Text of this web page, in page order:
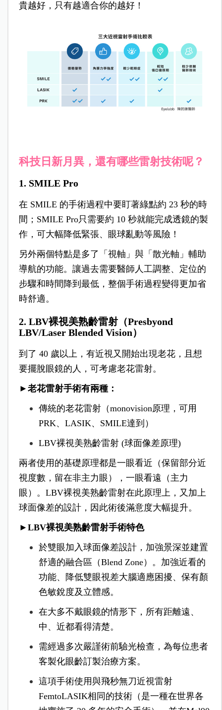
貴越好，只有越適合你的越好！
科技日新月異， 還有哪些雷射技術呢？
1. SMILE Pro
在 SMILE 的手術過程中要盯著綠點約 23 秒的時
間；SMILE Pro只需要約 10 秒就能完成透鏡的製
作，可大幅降低緊張、眼球亂動等風險！
另外兩個特點是多了「視軸」與「散光軸」輔助
導航的功能。讓過去需要醫師人工調整、定位的
步驟和時間降到最低，整個手術過程變得更加省
時舒適。
2. LBV裸視美熟齡雷射（Presbyond
LBV/Laser Blended Vision）
到了 40 歲以上，有近視又開始出現老花，且想
要擺脫眼鏡的人，可考慮老花雷射。
►老花雷射手術有兩種：
傳統的老花雷射（monovision原理，可用
PRK、LASIK、SMILE達到）
LBV裸視美熟齡雷射 (球面像差原理)
兩者使用的基礎原理都是一眼看近（保留部分近
視度數，留在非主力眼），一眼看遠（主力
眼）。LBV裸視美熟齡雷射在此原理上，又加上
球面像差的設計，因此術後滿意度大幅提升。
►LBV裸視美熟齡雷射手術特色
於雙眼加入球面像差設計，加強景深並建置
舒適的融合區（Blend Zone）。加強近看的
功能、降低雙眼視差大腦適應困擾、保有顏
色敏銳度及立體感。
在大多不戴眼鏡的情形下，所有距離遠、
中、近都看得清楚。
需經過多次嚴謹術前驗光檢查，為每位患者
客製化眼齡訂製治療方案。
這項手術使用與飛秒無刀近視雷射
FemtoLASIK相同的技術（是一種在世界各